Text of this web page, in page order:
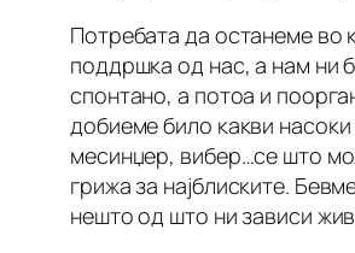
Потребата да останеме во
поддршка од нас, а нам ни
спонтано, а потоа и
добиеме било какви
месинџер, вибер…се што
грижа за најблиските.
нешто од што ни зависи